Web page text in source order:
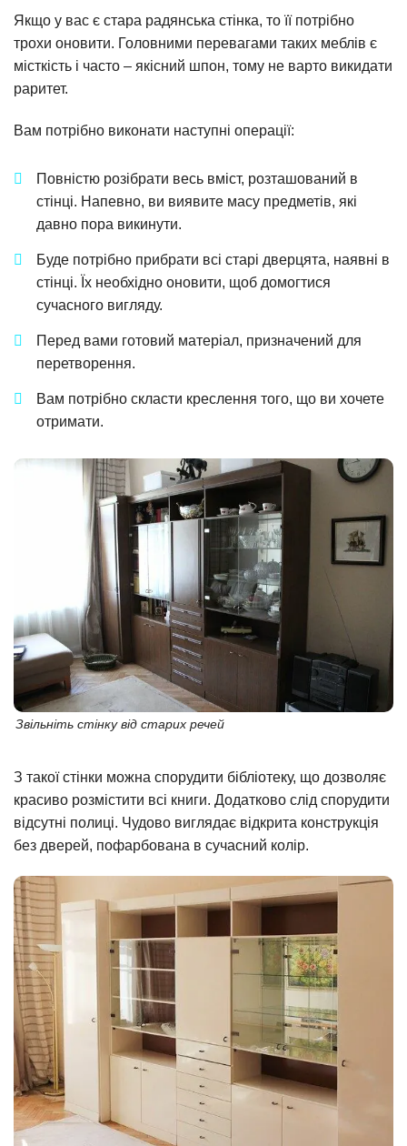
Якщо у вас є стара радянська стінка, то її потрібно
трохи оновити. Головними перевагами таких меблів є
місткість і часто – якісний шпон, тому не варто викидати
раритет.
Вам потрібно виконати наступні операції:
Повністю розібрати весь вміст, розташований в
стінці. Напевно, ви виявите масу предметів, які
давно пора викинути.
Буде потрібно прибрати всі старі дверцята, наявні в
стінці. Їх необхідно оновити, щоб домогтися
сучасного вигляду.
Перед вами готовий матеріал, призначений для
перетворення.
Вам потрібно скласти креслення того, що ви хочете
отримати.
Звільніть стінку від старих речей
З такої стінки можна спорудити бібліотеку, що дозволяє
красиво розмістити всі книги. Додатково слід спорудити
відсутні полиці. Чудово виглядає відкрита конструкція
без дверей, пофарбована в сучасний колір.